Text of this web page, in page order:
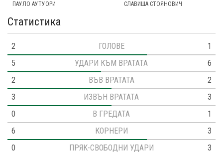
ПАУЛО АУТУОРИ СЛАВИША СТОЯНОВИЧ
Статистика
2 ГОЛОВЕ
1
5
УДАРИ КЪМ ВРАТАТА
6
2
ВЪВ ВРАТАТА
2
3
ИЗВЪН ВРАТАТА
3
0
В ГРЕДАТА
1
6
КОРНЕРИ
3
0
ПРЯК-СВОБОДНИ УДАРИ
3